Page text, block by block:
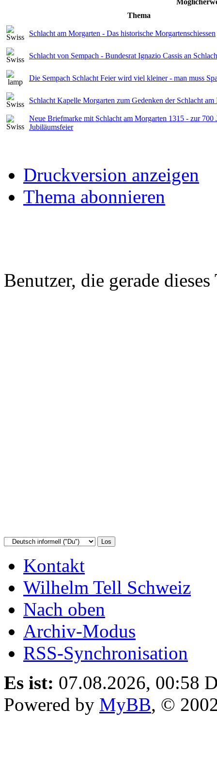
Thema
Schlacht am Morgarten - Das historische Morgartenschiessen
Schlacht von Sempach - Bundesrat Ignazio Cassis an
Die Sempach Schlacht Feier wird viel kleiner - man muss
Schlacht Kapelle Morgarten zum Gedenken der Schlacht
Neue Briefmarke mit Schlacht am Morgarten 1315 - zur 700
Jubiläumsfeier
Druckversion anzeigen
Thema abonnieren
Benutzer, die gerade
Kontakt
Wilhelm Tell Schweiz
Nach oben
Archiv-Modus
RSS-Synchronisation
Es ist: 07.08.2026, 00:58
Powered by MyBB, ©